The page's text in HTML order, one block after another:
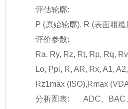
评估轮廓:
P (原始轮廓), R (表面粗
评价参数:
Ra, Ry, Rz, Rt, Rp, Rq,
Lo, Ppi, R, AR, Rx, A1,
Rz1max (ISO),Rmax
分析图表: ADC、BAC